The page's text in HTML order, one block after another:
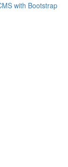
with Bootstrap